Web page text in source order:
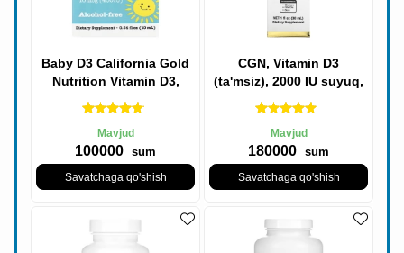
Baby D3 California Gold
Nutrition Vitamin D3,
Suyuq Vitamin D3, 400 IU,
10 mkg,
Mavjud
100000 sum
Savatchaga qo'shish
CGN, Vitamin D3
(ta'msiz), 2000 IU suyuq,
30 ml
Mavjud
180000 sum
Savatchaga qo'shish